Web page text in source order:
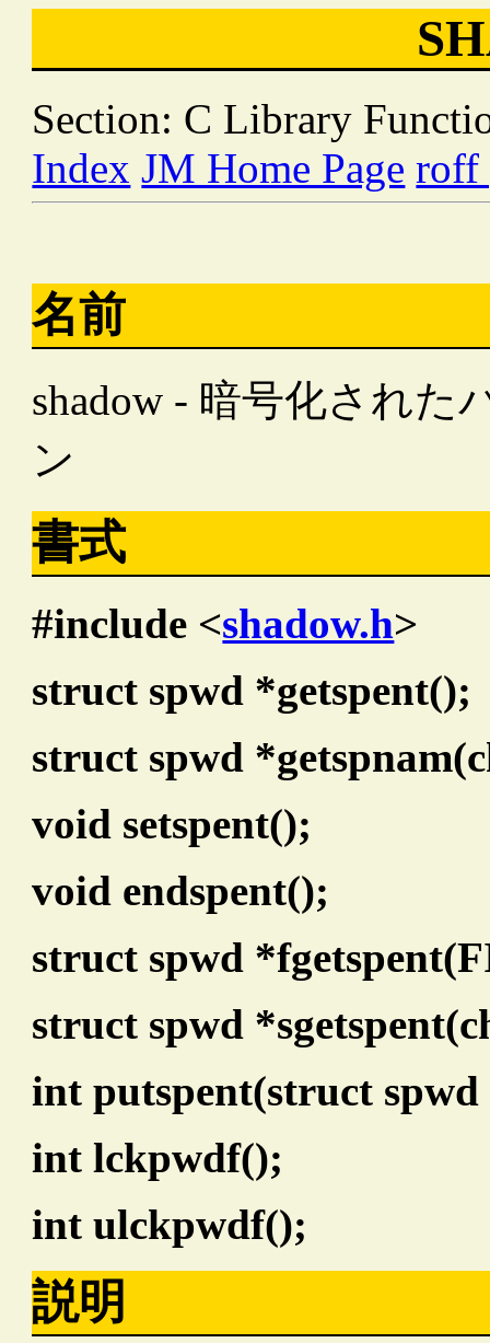
Section: C Library
Index JM Home Page roff
名前
shadow - 暗号化され
ン
書式
#include <shadow.h>
struct spwd *getspent();
struct spwd
void setspent();
void endspent();
struct spwd
struct spwd
int putspent(struct spwd
int lckpwdf();
int ulckpwdf();
説明